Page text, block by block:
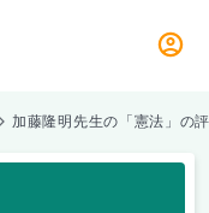
加藤隆明先生の「憲法」の